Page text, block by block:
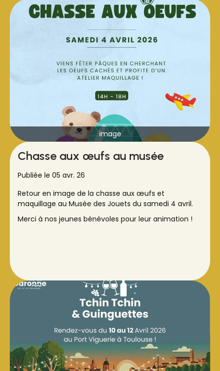
Bravo aux organisateurs !
image
Chasse aux œufs au musée
Publiée le 05 avr. 26
Retour en image de la chasse aux œufs et
maquillage au Musée des Jouets du samedi 4 avril.
Merci à nos jeunes bénévoles pour leur animation !